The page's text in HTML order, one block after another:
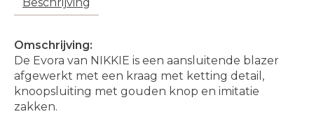
Omschrijving:
De Evora van NIKKIE is een aansluitende blazer
afgewerkt met een kraag met ketting detail,
knoopsluiting met gouden knop en imitatie
zakken.